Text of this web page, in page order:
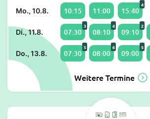
Mo., 10.8. 10:15 11:00 15:40
4
Di., 11.8. 07:30
3
08:10
4
09:10
2
Do., 13.8. 07:30
5
08:00
6
09:00
5
Weitere Termine